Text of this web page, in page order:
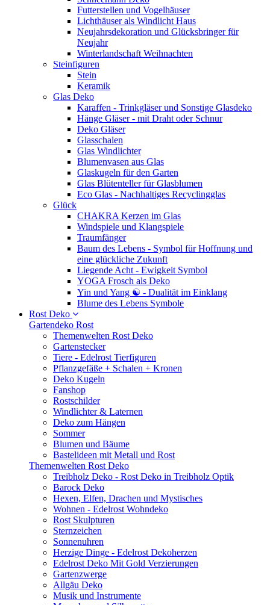
Futterstellen und Vogelhäuser
Lichthäuser als Windlicht Haus
Neujahrsdekoration und Glücksbringer für
Neujahr
Winterlandschaft Weihnachten
Steinfiguren
Stein
Keramik
Glas Deko
Karaffen - Trinkgläser und Sonstige Glasdeko
Hänge Gläser - mit Draht oder Schnur
Deko Gläser
Glasschalen
Glas Windlichter
Blumenvasen aus Glas
Glaskugeln für den Garten
Glas Blütenteller für Glasblumen
Eco Glas - Nachhaltiges Recyclingglas
Glück
CHAKRA Kerzen im Glas
Windspiele und Klangspiele
Traumfänger
Baum des Lebens - Symbol für Hoffnung und
eine glückliche Zukunft
Liegende Acht - Ewigkeit Symbol
YOGA Frosch als Deko
Yin und Yang ☯ - Dualität im Einklang
Blume des Lebens Symbole
Rost Deko
Gartendeko Rost
Themenwelten Rost Deko
Gartenstecker
Tiere - Edelrost Tierfiguren
Pflanzgefäße + Schalen + Kronen
Deko Kugeln
Fanshop
Rostschilder
Windlichter & Laternen
Deko zum Hängen
Sommer
Blumen und Bäume
Bastelideen mit Metall und Rost
Themenwelten Rost Deko
Treibholz Deko - Rost Deko in Treibholz Optik
Barock Deko
Hexen, Elfen, Drachen und Mystisches
Wohnen - Edelrost Wohndeko
Rost Skulpturen
Sternzeichen
Sonnenuhren
Herzige Dinge - Edelrost Dekoherzen
Edelrost Deko Mit Gold Verzierungen
Gartenzwerge
Allgäu Deko
Musik und Instrumente